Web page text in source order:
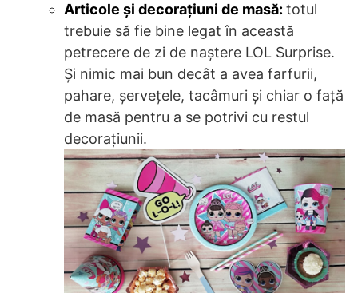
Articole și decorațiuni de masă: totul
trebuie să fie bine legat în această
petrecere de zi de naștere LOL Surprise.
Și nimic mai bun decât a avea farfurii,
pahare, șervețele, tacâmuri și chiar o față
de masă pentru a se potrivi cu restul
decorațiunii.